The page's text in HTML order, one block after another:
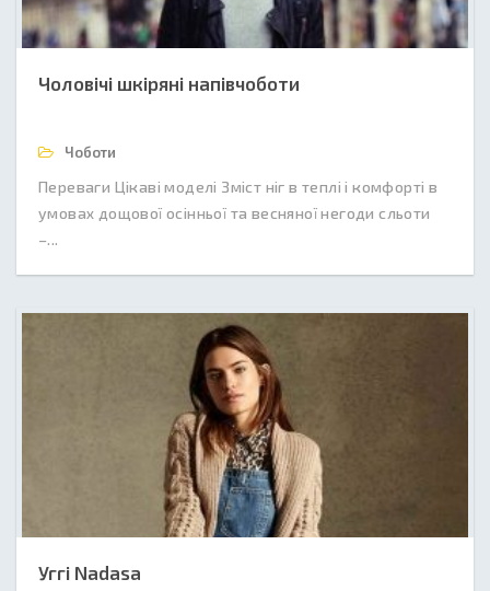
Чоловічі шкіряні напівчоботи
Чоботи
Переваги Цікаві моделі Зміст ніг в теплі і комфорті в
умовах дощової осінньої та весняної негоди сльоти
–...
Уггі Nadasa